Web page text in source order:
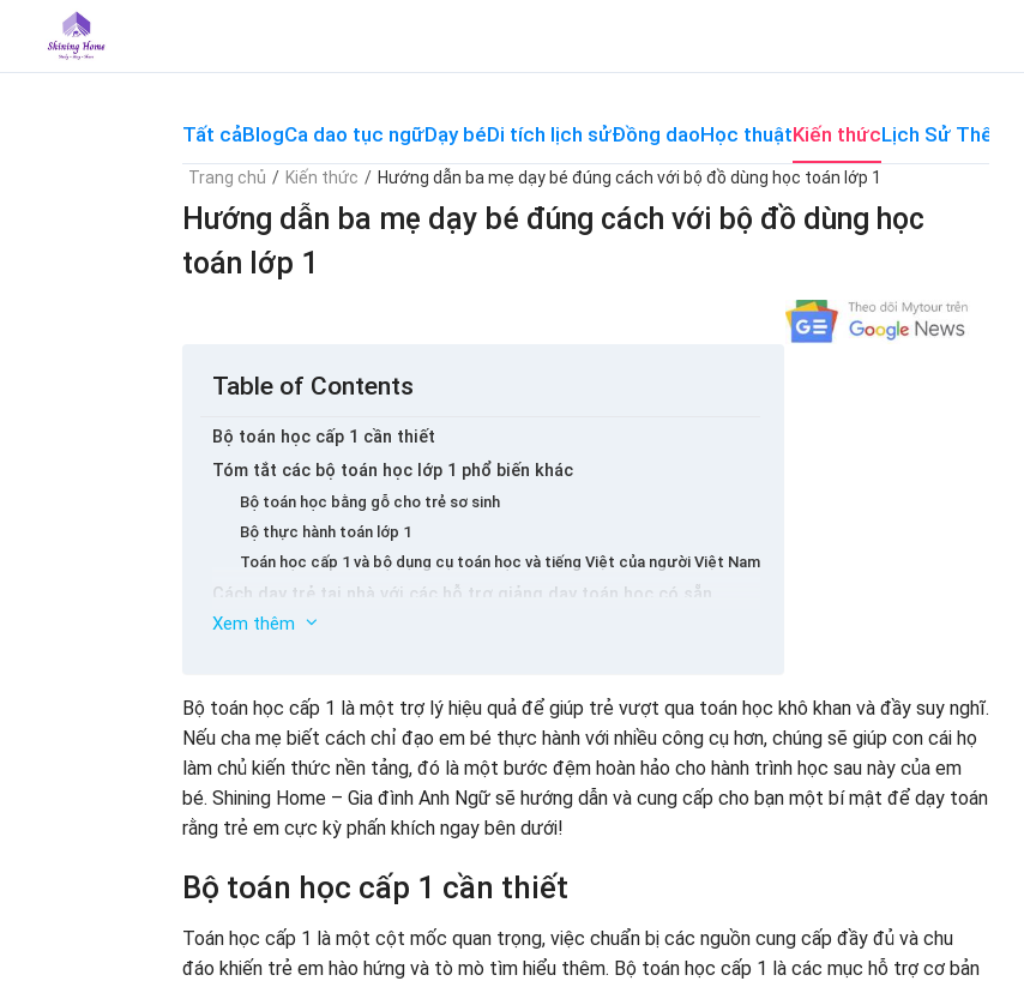
content
Tất cảBlogCa dao tục ngữDạy béDi tích lịch sửĐồng daoHọc thuậtKiến thứcLịch Sử Thế Giới
Trang chủ / Kiến thức / Hướng dẫn ba mẹ dạy bé đúng cách với bộ đồ dùng học toán lớp 1
Hướng dẫn ba mẹ dạy bé đúng cách với bộ đồ dùng học
toán lớp 1
Table of Contents
Bộ toán học cấp 1 cần thiết
Tóm tắt các bộ toán học lớp 1 phổ biến khác
Bộ toán học bằng gỗ cho trẻ sơ sinh
Bộ thực hành toán lớp 1
Toán học cấp 1 và bộ dụng cụ toán học và tiếng Việt của người Việt Nam
Cách dạy trẻ tại nhà với các hỗ trợ giảng dạy toán học có sẵn
Giúp trẻ hiểu bản chất và tầm quan trọng của các con số và tính toán
Nghiên cứu sự thuận tiện và hiệu quả của toán học với toán học
Xem thêm
Bộ toán học cấp 1 là một trợ lý hiệu quả để giúp trẻ vượt qua toán học khô khan và đầy suy nghĩ.
Nếu cha mẹ biết cách chỉ đạo em bé thực hành với nhiều công cụ hơn, chúng sẽ giúp con cái họ
làm chủ kiến ​​thức nền tảng, đó là một bước đệm hoàn hảo cho hành trình học sau này của em
bé. Shining Home – Gia đình Anh Ngữ sẽ hướng dẫn và cung cấp cho bạn một bí mật để dạy toán
rằng trẻ em cực kỳ phấn khích ngay bên dưới!
Bộ toán học cấp 1 cần thiết
Toán học cấp 1 là một cột mốc quan trọng, việc chuẩn bị các nguồn cung cấp đầy đủ và chu
đáo khiến trẻ em hào hứng và tò mò tìm hiểu thêm. Bộ toán học cấp 1 là các mục hỗ trợ cơ bản